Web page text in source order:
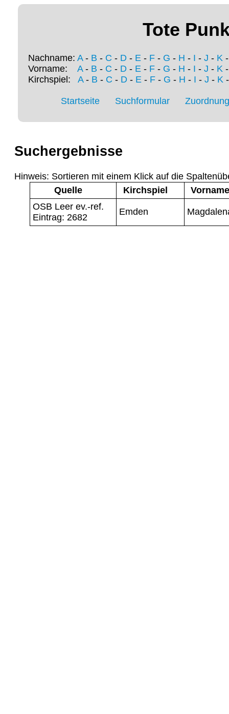
Tote
Nachname: A- B - C - D - E - F - G - H - I - J - K
Vorname: A- B - C - D - E - F - G - H - I - J - K
Kirchspiel: A- B - C - D- E- F- G - H - I - J - K
Startseite Suchformular
Suchergebnisse
Hinweis: Sortieren mit einem Klick auf die
Quelle
Kirchspiel
Vorname
OSB Leer ev.-ref.
Eintrag: 2682
Emden